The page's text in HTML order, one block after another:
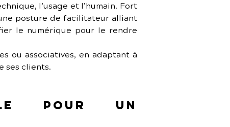
l’usage et l’humain. Fort
posture de facilitateur alliant
le numérique pour le rendre
ou associatives, en adaptant à
ses clients.
pour un